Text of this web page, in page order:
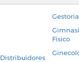
Fisico